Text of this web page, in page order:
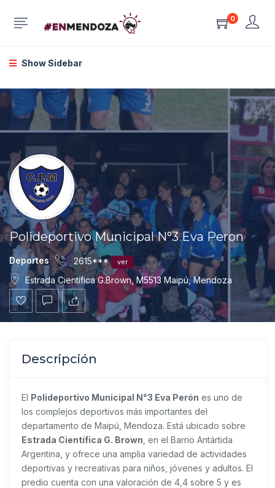
0
Show Sidebar
Polideportivo Municipal N°3 Eva Peron
Deportes 2615*** ver
Estrada Científica G.Brown, M5513 Maipú, Mendoza
Descripción
El Polideportivo Municipal N°3 Eva Perón es uno de
los complejos deportivos más importantes del
departamento de Maipú, Mendoza. Está ubicado sobre
Estrada Científica G. Brown , en el Barrio Antártida
Argentina, y ofrece una amplia variedad de actividades
deportivas y recreativas para niños, jóvenes y adultos. El
predio cuenta con una valoración de 4,4 sobre 5 y es